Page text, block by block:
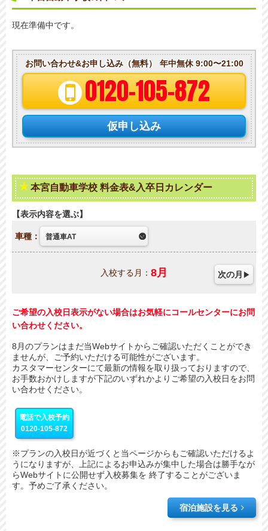
現在準備中です。
お問い合わせ&お申し込み（無料） 年中無休 9:00〜21:00
0120-105-872
仮申し込み
本宮自動車学校 料金表&入卒日カレンダー
表示内容を選ぶ
車種：
入校する月： 8月 次の月
ご希望の入校日表示がない場合はお気軽にコールセンターにお問
い合わせください。
8月のプランはまだ当Webサイトからご確認いただくことができ
ませんが、ご予約いただける可能性がございます。
カスタマーセンターにて最新の情報を取り扱っておりますので、
お手数おかけしますが下記のいずれかよりご希望の入校日をお問
い合わせください。
電話で入校予約
0120-105-872
※プランの入校日が近づくと当ページからもご確認いただけるよ
うになりますが、上記によるお申込みが集中した場合は勝手なが
らWebサイトに公開せず入校募集を 終了することがございま
す。予めご了承ください。
宿泊施設を見る